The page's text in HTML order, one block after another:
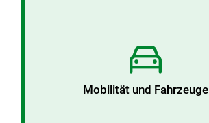
Mobilität und Fahrzeuge